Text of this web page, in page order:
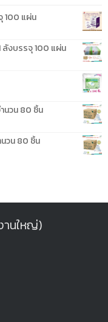
100 แผ่น
ลังบรรจุ 100 แผ่น
นวน 80 ชิ้น
วน 80 ชิ้น
านใหญ่)